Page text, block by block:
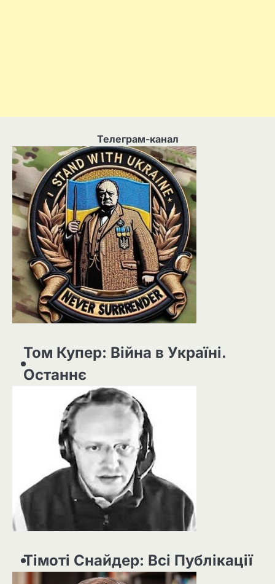
Телеграм-канал
Том Купер: Війна в Україні.
Останнє
Тімоті Снайдер: Всі Публікації